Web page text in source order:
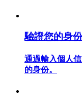
合約功能使用指
驗證您的身份
通過輸入個人
的身份。